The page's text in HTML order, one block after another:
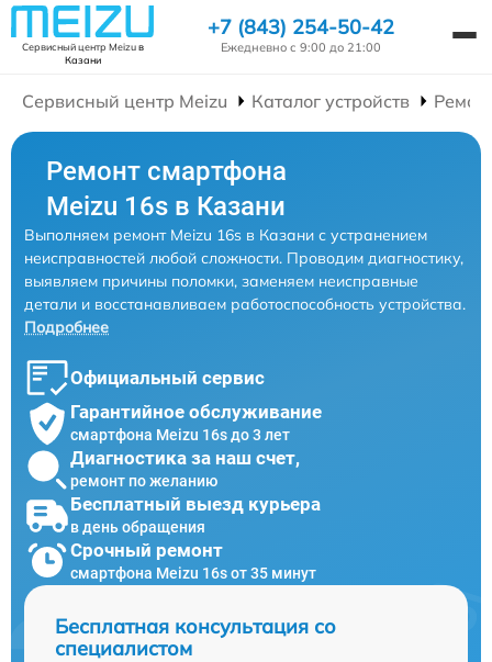
Сервисный центр Meizuв
Казани
+7 (843) 254-50-42
Ежедневно с 9:00 до 21:00
Сервисный центр Meizu Каталог устройств
Ремонт смартфона
Meizu 16s в Казани
Выполняем ремонт Meizu 16s в Казани с устранением
неисправностей любой сложности. Проводим диагностику,
выявляем причины поломки, заменяем неисправные
детали и восстанавливаем работоспособность устройства.
Подробнее
Официальный сервис
Гарантийное обслуживание
смартфона Meizu 16s до 3 лет
Диагностика за наш счет,
ремонт по желанию
Бесплатный выезд курьера
в день обращения
Срочный ремонт
смартфона Meizu 16s от 35 минут
Бесплатная консультация со
специалистом